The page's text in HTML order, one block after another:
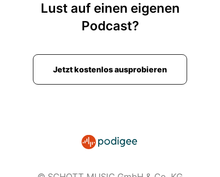
Lust auf einen eigenen
Podcast?
Jetzt kostenlos ausprobieren